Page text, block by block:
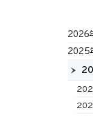
2026
2025